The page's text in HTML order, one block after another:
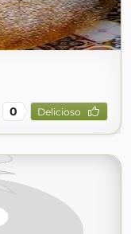
0 Delicioso